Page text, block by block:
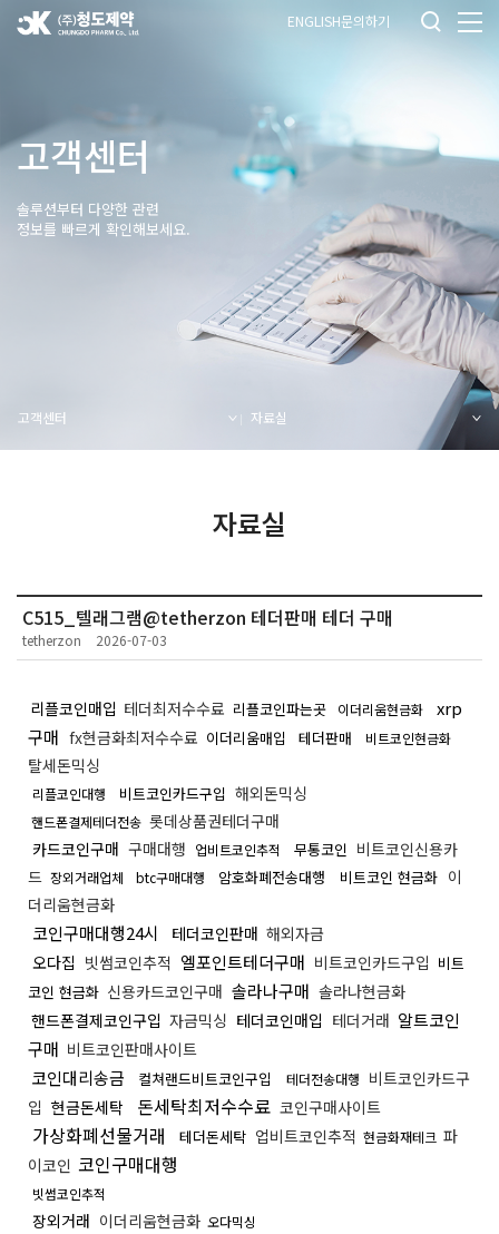
ENGLISH문의하기
고객센터
솔루션부터 다양한 관련
정보를 빠르게 확인해보세요.
고객센터 자료실
자료실
C515_텔래그램@tetherzon 테더판매 테더 구매
tetherzon 2026-07-03
리플코인매입 테더최저수수료 리플코인파는곳 이더리움현금화
xrp
구매 fx현금화최저수수료 이더리움매입 테더판매 비트코인현금화
탈세돈믹싱
리플코인대행 비트코인카드구입 해외돈믹싱
핸드폰결제테더전송 롯데상품권테더구매
카드코인구매 구매대행 업비트코인추적 무통코인 비트코인신용카
드 장외거래업체 btc구매대행 암호화폐전송대행 비트코인 현금화 이
더리움현금화
코인구매대행24시 테더코인판매 해외자금
오다집 빗썸코인추적 엘포인트테더구매 비트코인카드구입 비트
코인 현금화 신용카드코인구매 솔라나구매 솔라나현금화
핸드폰결제코인구입 자금믹싱 테더코인매입 테더거래 알트코인
구매 비트코인판매사이트
코인대리송금 컬쳐랜드비트코인구입 테더전송대행 비트코인카드구
입 현금돈세탁 돈세탁최저수수료 코인구매사이트
가상화폐선물거래 테더돈세탁 업비트코인추적 현금화재테크 파
이코인 코인구매대행
빗썸코인추적
장외거래 이더리움현금화 오다믹싱